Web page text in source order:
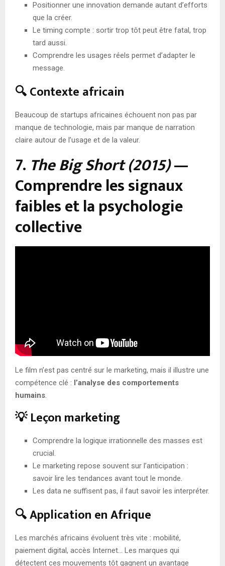
Positionner une innovation demande autant d’efforts
que la créer.
Le timing compte : sortir trop tôt peut être fatal, trop
tard aussi.
Comprendre les usages réels permet d’adapter le
message.
🔍 Contexte africain
Beaucoup de startups africaines échouent non pas par
manque de technologie, mais par manque de narration
claire autour de l’usage et de la valeur.
7. The Big Short (2015)—
Comprendre les signaux
faibles et la psychologie
collective
Le film n’est pas centré sur le marketing, mais il illustre une
compétence clé : l’analyse des comportements
humains
💡 Leçon marketing
Comprendre la logique irrationnelle des masses est
crucial.
Le marketing repose souvent sur l’anticipation :
savoir lire les tendances avant tout le monde.
Les data ne suffisent pas, il faut savoir les interpréter.
🔍 Application en Afrique
Les marchés africains évoluent très vite : mobilité,
paiement digital, accès Internet… Les marques qui
détectent ces mouvements tôt gagnent un avantage